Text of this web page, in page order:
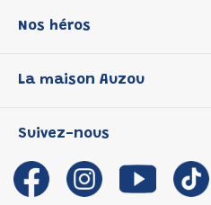
Nos héros
P'tit Loup
Les Influenceuses
Migali
Petite Taupe
La maison Auzou
Notre histoire
Auzou s'engage
Auteurs et illustrateurs Auzou
Suivez-nous